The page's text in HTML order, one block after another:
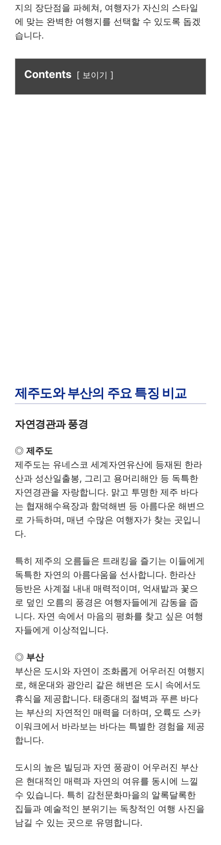
지의 장단점을 파헤쳐, 여행자가 자신의 스타일
에 맞는 완벽한 여행지를 선택할 수 있도록 돕겠
습니다.
Contents 보이기
제주도와 부산의 주요 특징 비교
자연경관과 풍경
◎ 제주도
제주도는 유네스코 세계자연유산에 등재된 한라
산과 성산일출봉, 그리고 용머리해안 등 독특한
자연경관을 자랑합니다. 맑고 투명한 제주 바다
는 협재해수욕장과 함덕해변 등 아름다운 해변으
로 가득하며, 매년 수많은 여행자가 찾는 곳입니
다.
특히 제주의 오름들은 트래킹을 즐기는 이들에게
독특한 자연의 아름다움을 선사합니다. 한라산
등반은 사계절 내내 매력적이며, 억새밭과 꽃으
로 덮인 오름의 풍경은 여행자들에게 감동을 줍
니다. 자연 속에서 마음의 평화를 찾고 싶은 여행
자들에게 이상적입니다.
◎ 부산
부산은 도시와 자연이 조화롭게 어우러진 여행지
로, 해운대와 광안리 같은 해변은 도시 속에서도
휴식을 제공합니다. 태종대의 절벽과 푸른 바다
는 부산의 자연적인 매력을 더하며, 오륙도 스카
이워크에서 바라보는 바다는 특별한 경험을 제공
합니다.
도시의 높은 빌딩과 자연 풍광이 어우러진 부산
은 현대적인 매력과 자연의 여유를 동시에 느낄
수 있습니다. 특히 감천문화마을의 알록달록한
집들과 예술적인 분위기는 독창적인 여행 사진을
남길 수 있는 곳으로 유명합니다.